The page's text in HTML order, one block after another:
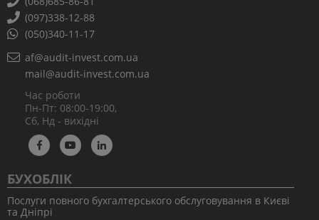
доступні ціни на послуги – вартість виконаної роботи
залежить від багатьох факторів, але завжди залишається в
межах розумного
економія на витрати – вам не потрібно утримувати свій
бухгалтерський відділ, а значить платити зарплати,
премії, відпускні та лікарняні
завжди доступна бухгалтерська та юридична
консультація і допомога професіоналів
При бажанні ви завжди зможете ознайомитися з нашими
тарифами і розцінками – прайс завжди до ваших послуг на
нашому офіційному сайті. Ми співпрацюємо з організаціями
власному досвіді переконалися в ефективності та успішності
такого роду співпраці.
(097)338-12-88
(050)340-11-17
af@audit-invest.com.ua
mail@audit-invest.com.ua
Час роботи
Пн-Пт: 08:00-19:00,
Сб, Нд - вихідні
БУХОБЛІК
Послуги повного бухгалтерського обслуговування в Києві
та Дніпрі